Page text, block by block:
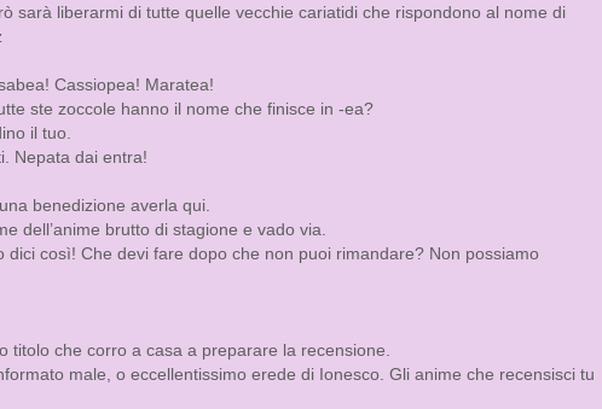
sarà liberarmi di tutte quelle vecchie cariatidi che rispondono al nome di
Cassiopea! Maratea!
ste zoccole hanno il nome che finisce in -ea?
il tuo.
Nepata dai entra!
benedizione averla qui.
dell’anime brutto di stagione e vado via.
così! Che devi fare dopo che non puoi rimandare? Non possiamo
titolo che corro a casa a preparare la recensione.
male, o eccellentissimo erede di Ionesco. Gli anime che recensisci tu